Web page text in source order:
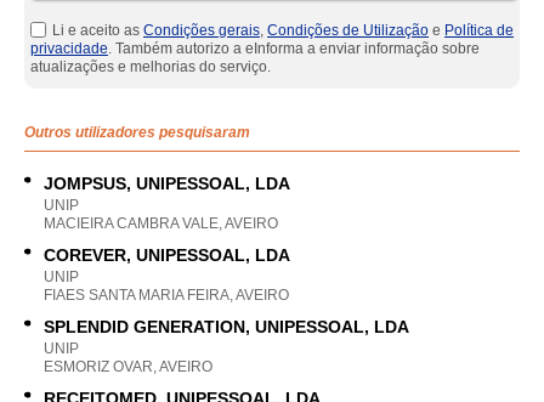
Li e aceito as Condições gerais, Condições de Utilização e Política de
privacidade. Também autorizo a eInforma a enviar informação sobre
atualizações e melhorias do serviço.
Outros utilizadores pesquisaram
JOMPSUS, UNIPESSOAL, LDA
UNIP
MACIEIRA CAMBRA VALE, AVEIRO
COREVER, UNIPESSOAL, LDA
UNIP
FIAES SANTA MARIA FEIRA, AVEIRO
SPLENDID GENERATION, UNIPESSOAL, LDA
UNIP
ESMORIZ OVAR, AVEIRO